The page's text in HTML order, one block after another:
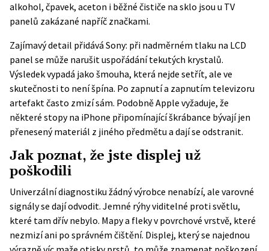
alkohol, čpavek, aceton i běžné čističe na sklo jsou u TV
panelů zakázané napříč značkami.
Zajímavý detail přidává Sony: při nadměrném tlaku na LCD
panel se může narušit uspořádání tekutých krystalů.
Výsledek vypadá jako šmouha, která nejde setřít, ale ve
skutečnosti to není špína. Po zapnutí a zapnutím televizoru
artefakt často zmizí sám. Podobně Apple vyžaduje, že
některé stopy na iPhone připomínající škrábance bývají jen
přenesený materiál z jiného předmětu a dají se odstranit.
Jak poznat, že jste displej už
poškodili
Univerzální diagnostiku žádný výrobce nenabízí, ale varovné
signály se dají odvodit. Jemné rýhy viditelné proti světlu,
které tam dřív nebylo. Mapy a fleky v povrchové vrstvě, které
nezmizí ani po správném čištění. Displej, který se najednou